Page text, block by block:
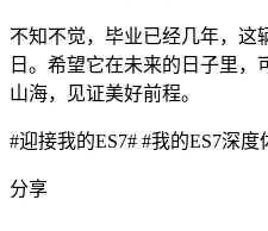
不知不觉，毕业已经几年，这
日。希望它在未来的日子里
山海，见证美好前程。
#迎接我的ES7# #我的ES7深度
分享